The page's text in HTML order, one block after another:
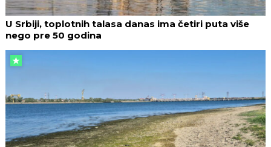
U Srbiji, toplotnih talasa danas ima četiri puta više
nego pre 50 godina